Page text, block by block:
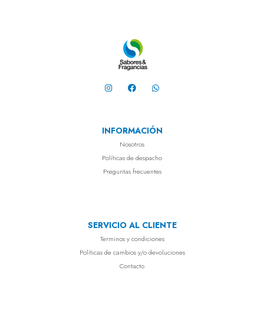
INFORMACIÓN
Nosotros
Políticas de despacho
Preguntas frecuentes
SERVICIO AL CLIENTE
Terminos y condiciones
Políticas de cambios y/o devoluciones
Contacto